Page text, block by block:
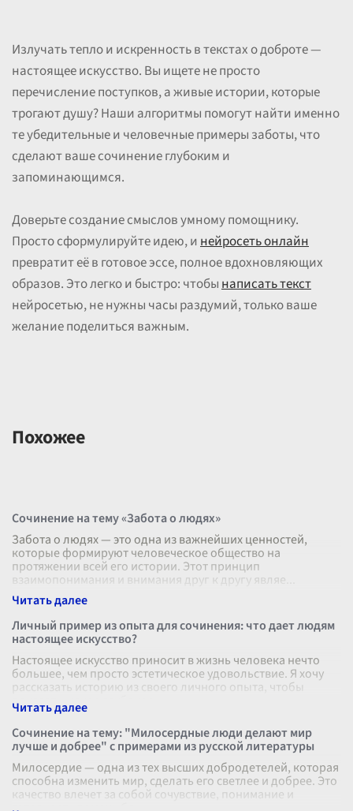
Излучать тепло и искренность в текстах о доброте —
настоящее искусство. Вы ищете не просто
перечисление поступков, а живые истории, которые
трогают душу? Наши алгоритмы помогут найти именно
те убедительные и человечные примеры заботы, что
сделают ваше сочинение глубоким и
запоминающимся.
Доверьте создание смыслов умному помощнику.
Просто сформулируйте идею, инейросеть онлайн
превратит её в готовое эссе, полное вдохновляющих
образов. Это легко и быстро: чтобынаписать текст
нейросетью, не нужны часы раздумий, только ваше
желание поделиться важным.
Похожее
Сочинение на тему «Забота о людях»
Забота о людях — это одна из важнейших ценностей,
которые формируют человеческое общество на
протяжении всей его истории. Этот принцип
взаимопонимания и внимания друг к другу являе
Личный пример из опыта для сочинения: что дает людям
настоящее искусство?
Настоящее искусство приносит в жизнь человека нечто
большее, чем просто эстетическое удовольствие. Я хочу
рассказать историю из своего личного опыта, чтобы
показать, какое глубокое
Сочинение на тему: "Милосердные люди делают мир
лучше и добрее" с примерами из русской литературы
Милосердие — одна из тех высших добродетелей, которая
способна изменить мир, сделать его светлее и добрее. Это
качество влечет за собой сочувствие, понимание и